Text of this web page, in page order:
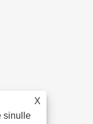
X
sinulle